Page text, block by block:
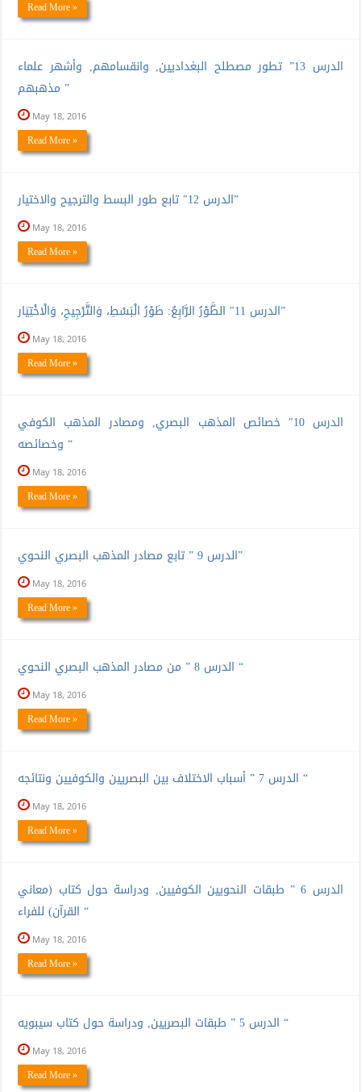
Read More »
الدرس 13” تطور مصطلح البغداديين, وانقسامهم, وأشهر علماء
مذهبهم ”
May 18, 2016
Read More »
الدرس 12″ تابع طور البسط والترجيح والاختيار”
May 18, 2016
Read More »
الدرس 11″ الطَّوْرُ الرَّابِعُ: طَوْرُ الْبَسْطِ، وَالتَّرْجِيحِ، وَالْاخْتِيَار”
May 18, 2016
Read More »
الدرس 10″ خصائص المذهب البصري, ومصادر المذهب الكوفي
وخصائصه “
May 18, 2016
Read More »
الدرس 9 ” تابع مصادر المذهب البصري النحوي”
May 18, 2016
Read More »
الدرس 8 ” من مصادر المذهب البصري النحوي “
May 18, 2016
Read More »
الدرس 7 ” أسباب الاختلاف بين البصريين والكوفيين ونتائجه “
May 18, 2016
Read More »
الدرس 6 ” طبقات النحويين الكوفيين, ودراسة حول كتاب (معاني
القرآن) للفراء “
May 18, 2016
Read More »
الدرس 5 ” طبقات البصريين, ودراسة حول كتاب سيبويه “
May 18, 2016
Read More »